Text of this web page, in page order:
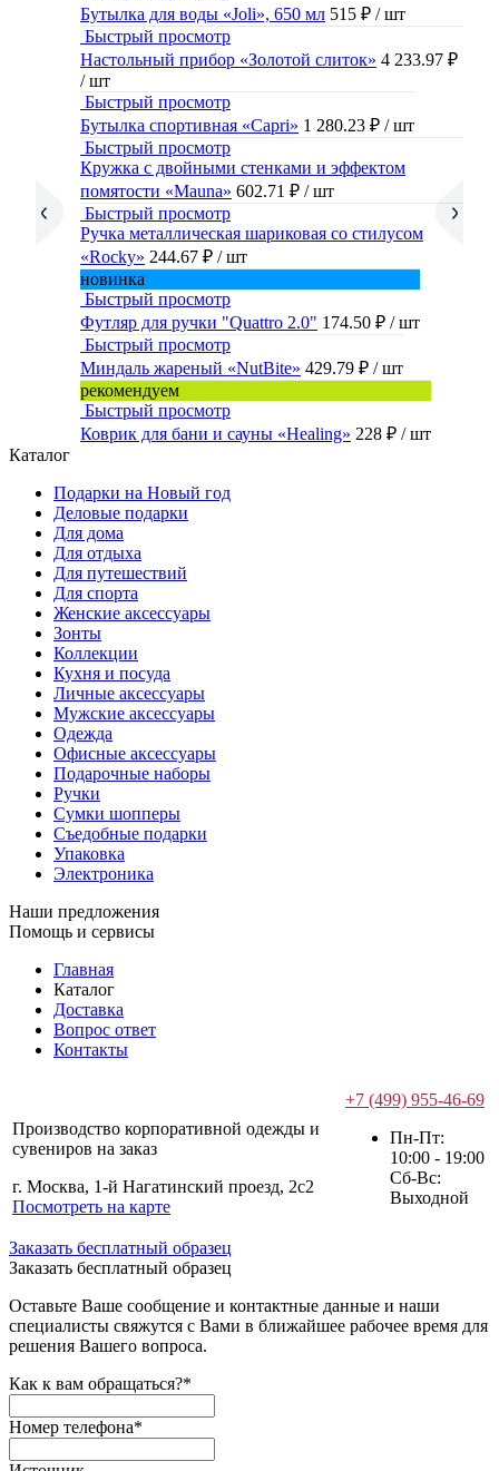
Бутылка для воды «Joli», 650 мл 515 ₽ / шт
Быстрый просмотр
Настольный прибор «Золотой слиток» 4 233.97 ₽
/ шт
Быстрый просмотр
Бутылка спортивная «Capri» 1 280.23 ₽ / шт
Быстрый просмотр
Кружка с двойными стенками и эффектом
помятости «Mauna» 602.71 ₽ / шт
Быстрый просмотр
Ручка металлическая шариковая со стилусом
«Rocky» 244.67 ₽ / шт
новинка
Быстрый просмотр
Футляр для ручки "Quattro 2.0" 174.50 ₽ / шт
Быстрый просмотр
Миндаль жареный «NutBite» 429.79 ₽ / шт
рекомендуем
Быстрый просмотр
Коврик для бани и сауны «Healing» 228 ₽ / шт
Каталог
Подарки на Новый год
Деловые подарки
Для дома
Для отдыха
Для путешествий
Для спорта
Женские аксессуары
Зонты
Коллекции
Кухня и посуда
Личные аксессуары
Мужские аксессуары
Одежда
Офисные аксессуары
Подарочные наборы
Ручки
Сумки шопперы
Съедобные подарки
Упаковка
Электроника
Наши предложения
Помощь и сервисы
Главная
Каталог
Доставка
Вопрос ответ
Контакты
Производство корпоративной одежды и
сувениров на заказ
г. Москва, 1-й Нагатинский проезд, 2с2
Посмотреть на карте
+7 (499) 955-46-69
Пн-Пт:
10:00 - 19:00
Сб-Вс:
Выходной
Заказать бесплатный образец
Заказать бесплатный образец
Оставьте Ваше сообщение и контактные данные и наши
специалисты свяжутся с Вами в ближайшее рабочее время для
решения Вашего вопроса.
Как к вам обращаться?*
Номер телефона*